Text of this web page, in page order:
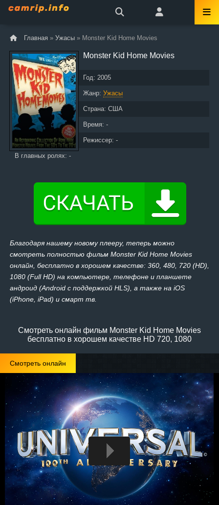
Главная » Ужасы » Monster Kid Home Movies
Monster Kid Home Movies
Год: 2005
Жанр: Ужасы
Страна: США
Время: -
Режиссер: -
В главных ролях: -
Благодаря нашему новому плееру, теперь можно
смотреть полностью фильм Monster Kid Home Movies
онлайн, бесплатно в хорошем качестве: 360, 480, 720 (HD),
1080 (Full HD) на компьютере, телефоне и планшете
андроид (Android с поддержкой HLS), а также на iOS
(iPhone, iPad) и смарт тв.
Смотреть онлайн фильм Monster Kid Home Movies
бесплатно в хорошем качестве HD 720, 1080
Смотреть онлайн